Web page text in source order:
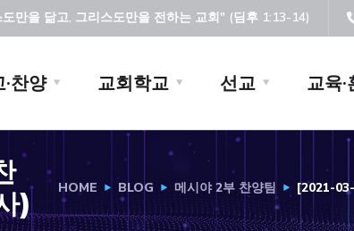
만을 닮고, 그리스도만을 전하는 교회" (딤후 1:13-14)
·찬양 교회학교 선교 교육·
)
HOME BLOG 메시야 2부 찬양팀 [2021-